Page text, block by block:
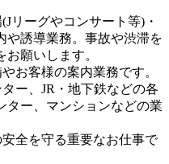
リーグやコンサート等)・
や誘導業務。事故や渋滞を
願いします。
お客様の案内業務です。
ー、JR・地下鉄などの各
ター、マンションなどの業
全を守る重要なお仕事で